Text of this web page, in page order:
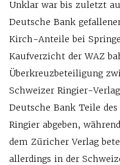
Unklar war bis zuletzt
Deutsche Bank
Kirch-Anteile bei
Kaufverzicht der WAZ
Überkreuzbeteiligung
Schweizer Ringier-
Deutsche Bank Teile
Ringier abgeben,
dem Züricher Verlag
allerdings in der